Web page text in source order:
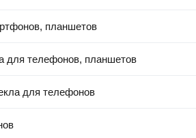
планшетов
для телефонов, планшетов
для телефонов